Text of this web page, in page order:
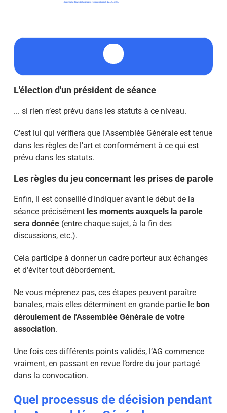
L'élection d'un président de séance
... si rien n’est prévu dans les statuts à ce niveau.
C'est lui qui vérifiera que l'Assemblée Générale est tenue
dans les règles de l'artet conformément à ce qui est
prévu dans les statuts.
Les règles du jeu concernant les prises de parole
Enfin, il est conseillé d'indiquer avant le début de la
séance précisément les moments auxquels la parole
sera donnée(entre chaque sujet, à la fin des
discussions, etc.).
Cela participe à donner un cadre porteur aux échanges
et d'éviter tout débordement.
Ne vous méprenez pas, ces étapes peuvent paraître
banales, mais elles déterminent en grande partie lebon
déroulement de l'Assemblée Générale de votre
association.
Une fois ces différents points validés, l’AG commence
vraiment, en passant en revue l’ordre du jourpartagé
dans la convocation.
Quel processus de décision pendant